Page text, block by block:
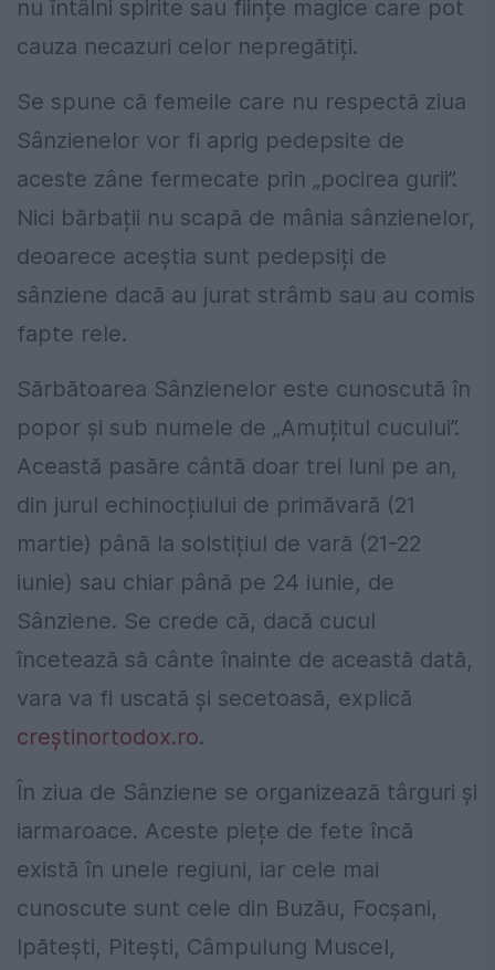
nu întâlni spirite sau ființe magice care pot
cauza necazuri celor nepregătiți.
Se spune că femeile care nu respectă ziua
Sânzienelor vor fi aprig pedepsite de
aceste zâne fermecate prin „pocirea gurii”.
Nici bărbații nu scapă de mânia sânzienelor,
deoarece aceștia sunt pedepsiți de
sânziene dacă au jurat strâmb sau au comis
fapte rele.
Sărbătoarea Sânzienelor este cunoscută în
popor și sub numele de „Amuțitul cucului”.
Această pasăre cântă doar trei luni pe an,
din jurul echinocțiului de primăvară (21
martie) până la solstițiul de vară (21-22
iunie) sau chiar până pe 24 iunie, de
Sânziene. Se crede că, dacă cucul
încetează să cânte înainte de această dată,
vara va fi uscată și secetoasă, explică
creștinortodox.ro.
În ziua de Sânziene se organizează târguri și
iarmaroace. Aceste piețe de fete încă
există în unele regiuni, iar cele mai
cunoscute sunt cele din Buzău, Focșani,
Ipătești, Pitești, Câmpulung Muscel,